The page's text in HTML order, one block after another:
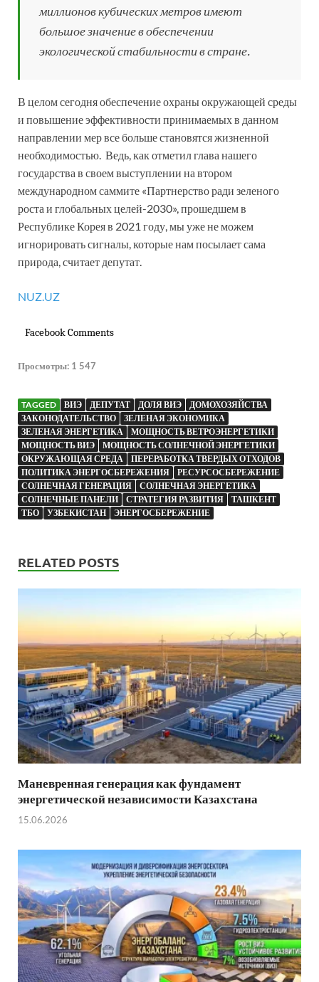
миллионов кубических метров имеют
большое значение в обеспечении
экологической стабильности в стране.
В целом сегодня обеспечение охраны окружающей среды
и повышение эффективности принимаемых в данном
направлении мер все больше становятся жизненной
необходимостью. Ведь, как отметил глава нашего
государства в своем выступлении на втором
международном саммите «Партнерство ради зеленого
роста и глобальных целей-2030», прошедшем в
Республике Корея в 2021 году, мы уже не можем
игнорировать сигналы, которые нам посылает сама
природа, считает депутат.
NUZ.UZ
Facebook Comments
Просмотры: 1 547
TAGGED ВИЭ ДЕПУТАТ ДОЛЯ ВИЭ
ДОМОХОЗЯЙСТВА
ЗАКОНОДАТЕЛЬСТВО
ЗЕЛЕНАЯ ЭКОНОМИКА
ЗЕЛЕНАЯ ЭНЕРГЕТИКА
МОЩНОСТЬ ВЕТРОЭНЕРГЕТИКИ
МОЩНОСТЬ ВИЭ
МОЩНОСТЬ СОЛНЕЧНОЙ ЭНЕРГЕТИКИ
ОКРУЖАЮЩАЯ СРЕДА
ПЕРЕРАБОТКА ТВЕРДЫХ ОТХОДОВ
ПОЛИТИКА ЭНЕРГОСБЕРЕЖЕНИЯ
РЕСУРСОСБЕРЕЖЕНИЕ
СОЛНЕЧНАЯ ГЕНЕРАЦИЯ
СОЛНЕЧНАЯ ЭНЕРГЕТИКА
СОЛНЕЧНЫЕ ПАНЕЛИ
СТРАТЕГИЯ РАЗВИТИЯ
ТАШКЕНТ
ТБО
УЗБЕКИСТАН ЭНЕРГОСБЕРЕЖЕНИЕ
RELATED POSTS
Маневренная генерация как фундамент
энергетической независимости Казахстана
15.06.2026